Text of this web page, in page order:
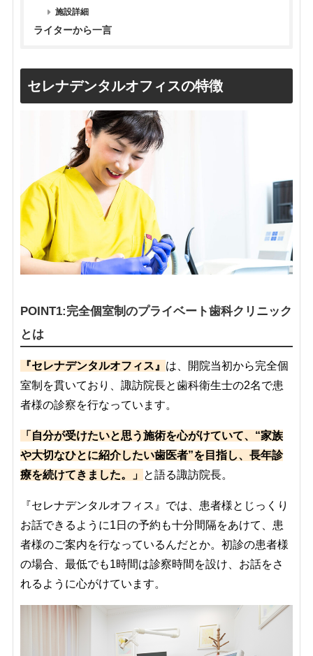
施設詳細
ライターから一言
セレナデンタルオフィスの特徴
POINT1:完全個室制のプライベート歯科クリニック
とは
『セレナデンタルオフィス』 は、開院当初から完全個
室制を貫いており、諏訪院長と歯科衛生士の2名で患
者様の診察を行なっています。
「自分が受けたいと思う施術を心がけていて、“家族
や大切なひとに紹介したい歯医者”を目指し、長年診
療を続けてきました。」 と語る諏訪院長。
『セレナデンタルオフィス』では、患者様とじっくり
お話できるように1日の予約も十分間隔をあけて、患
者様のご案内を行なっているんだとか。初診の患者様
の場合、最低でも1時間は診察時間を設け、お話をさ
れるように心がけています。